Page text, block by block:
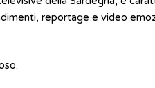
reportage e video